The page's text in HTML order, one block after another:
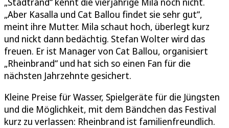
„Aber Kasalla und Cat Ballou findet sie sehr gut“,
meint ihre Mutter. Mila schaut hoch, überlegt kurz
und nickt dann bedächtig. Stefan Wolter wird das
freuen. Er ist Manager von Cat Ballou, organisiert
„Rheinbrand“ und hat sich so einen Fan für die
nächsten Jahrzehnte gesichert.
Kleine Preise für Wasser, Spielgeräte für die Jüngsten
und die Möglichkeit, mit dem Bändchen das Festival
kurz zu verlassen: Rheinbrand ist familienfreundlich.